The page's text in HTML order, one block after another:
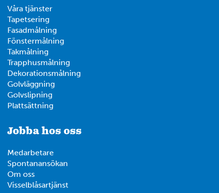
Våra tjänster
Tapetsering
Fasadmålning
Fönstermålning
Takmålning
Trapphusmålning
Dekorationsmålning
Golvläggning
Golvslipning
Plattsättning
Jobba hos oss
Medarbetare
Spontanansökan
Om oss
Visselblåsartjänst